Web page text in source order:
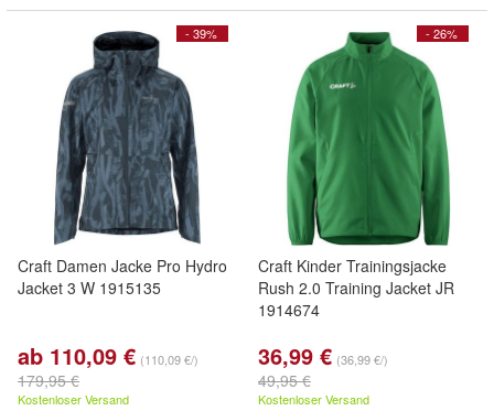
- 39%
Craft Damen Jacke Pro Hydro
Jacket 3 W 1915135
ab 110,09 € (110,09 €/)
179,95 €
Kostenloser Versand
- 26%
Craft Kinder Trainingsjacke
Rush 2.0 Training Jacket JR
1914674
36,99 € (36,99 €/)
49,95 €
Kostenloser Versand